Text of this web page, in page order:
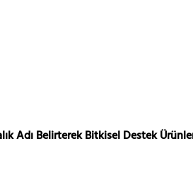
Adı Belirterek Bitkisel Destek